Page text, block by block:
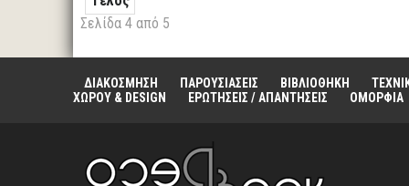
Σελίδα 4 από 5
ΔΙΑΚΟΣΜΗΣΗ ΠΑΡΟΥΣΙΑΣΕΙΣ ΒΙΒΛΙΟΘΗΚΗ
ΧΩΡΟΥ & DESIGN
ΕΡΩΤΗΣΕΙΣ / ΑΠΑΝΤΗΣΕΙΣ ΟΜΟΡΦΙΑ